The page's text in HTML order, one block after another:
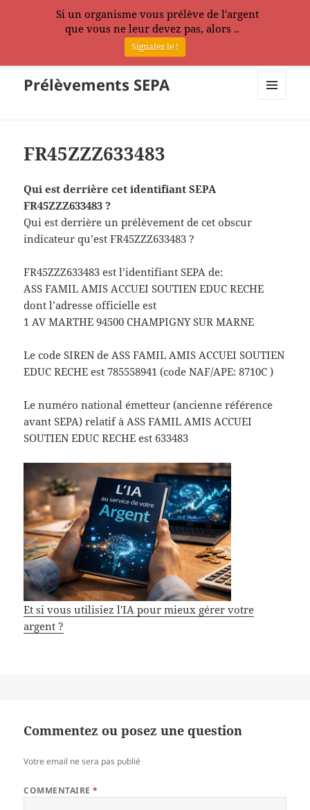
Prélèvements SEPA
FR45ZZZ633483
Qui est derrière cet identifiant SEPA
FR45ZZZ633483 ?
Qui est derrière un prélèvement de cet obscur
indicateur qu’est FR45ZZZ633483 ?
FR45ZZZ633483 est l’identifiant SEPA de:
ASS FAMIL AMIS ACCUEI SOUTIEN EDUC RECHE
dont l’adresse officielle est
1 AV MARTHE 94500 CHAMPIGNY SUR MARNE
Le code SIREN de ASS FAMIL AMIS ACCUEI SOUTIEN
EDUC RECHE est 785558941 (code NAF/APE: 8710C )
Le numéro national émetteur (ancienne référence
avant SEPA) relatif à ASS FAMIL AMIS ACCUEI
SOUTIEN EDUC RECHE est 633483
Et si vous utilisiez l'IA pour mieux gérer votre
argent ?
Commentez ou posez une question
Votre email ne sera pas publié
COMMENTAIRE*
Si un organisme vous prélève de l'argent
que vous ne leur devez pas, alors ..
Signalez le !